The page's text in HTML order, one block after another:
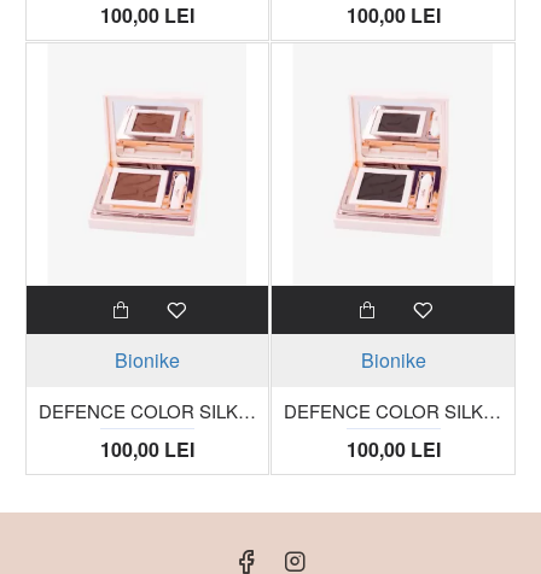
100,00 LEI 100,00 LEI
Bionike
DEFENCE COLOR SILKY TOUCH fard compact pentru pleoape 421 cuivre trusa 3g
100,00 LEI
Bionike
DEFENCE COLOR SILKY TOUCH fard compact pentru pleoape 422 mocha trusa 3g
100,00 LEI